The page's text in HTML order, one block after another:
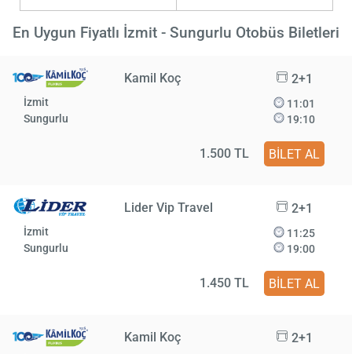
En Uygun Fiyatlı İzmit - Sungurlu Otobüs Biletleri
Kamil Koç 2+1
İzmit
Sungurlu
11:01
19:10
1.500 TL BİLET AL
Lider Vip Travel 2+1
İzmit
Sungurlu
11:25
19:00
1.450 TL BİLET AL
Kamil Koç 2+1